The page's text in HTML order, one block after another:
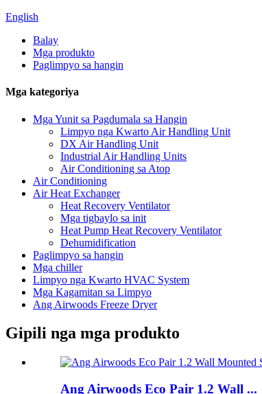
English
Balay
Mga produkto
Paglimpyo sa hangin
Mga kategoriya
Mga Yunit sa Pagdumala sa Hangin
Limpyo nga Kwarto Air Handling Unit
DX Air Handling Unit
Industrial Air Handling Units
Air Conditioning sa Atop
Air Conditioning
Air Heat Exchanger
Heat Recovery Ventilator
Mga tigbaylo sa init
Heat Pump Heat Recovery Ventilator
Dehumidification
Paglimpyo sa hangin
Mga chiller
Limpyo nga Kwarto HVAC System
Mga Kagamitan sa Limpyo
Ang Airwoods Freeze Dryer
Gipili nga mga produkto
Ang Airwoods Eco Pair 1.2 Wall ...